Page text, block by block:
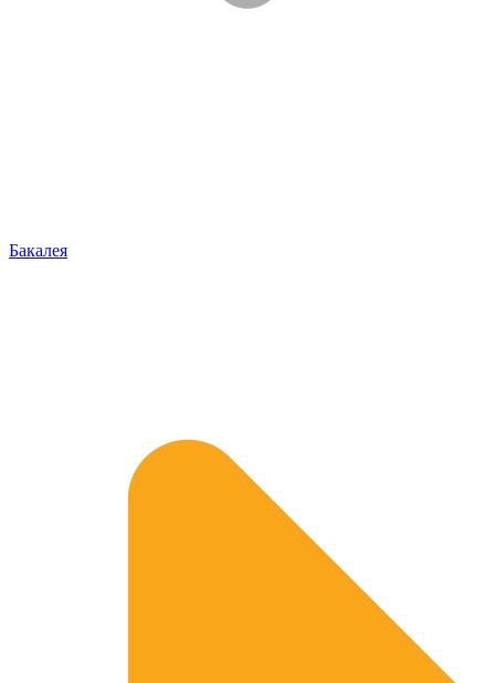
Бакалея